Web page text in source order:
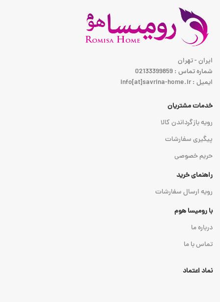
ایران - تهران
شماره تماس : 02133399859
ایمیل : info[at]savrina-home.ir
خدمات مشتریان
رویه بازگرداندن کالا
پیگیری سفارشات
حریم خصوصی
راهنمای خرید
رویه ارسال سفارشات
با رومیسا هوم
درباره ما
تماس با ما
نماد اعتماد